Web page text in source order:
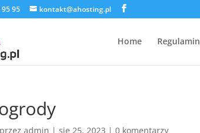
95 95 kontakt@ahosting.pl
Home Regulamin
admin |sie 25, 2023 |0 komentarzy